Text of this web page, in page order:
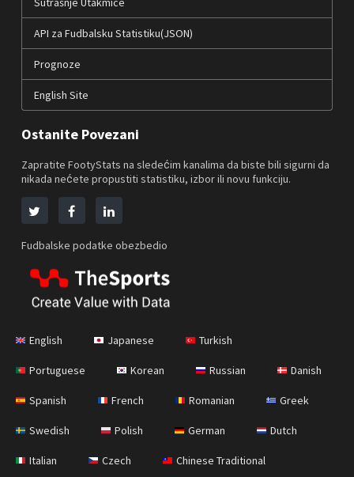
API za Fudbalsku Statistiku(JSON)
Prognoze
English Site
Ostanite Povezani
Zapratite FootyStats na sledećim kanalima da biste bili sigurni da
nikada nećete propustiti statistiku, izbor ili novu funkciju.
Fudbalske podatke obezbedio
English Japanese Turkish
Portuguese Korean Russian Danish
Spanish French Romanian Greek
Swedish Polish German Dutch
Italian Czech Chinese Traditional